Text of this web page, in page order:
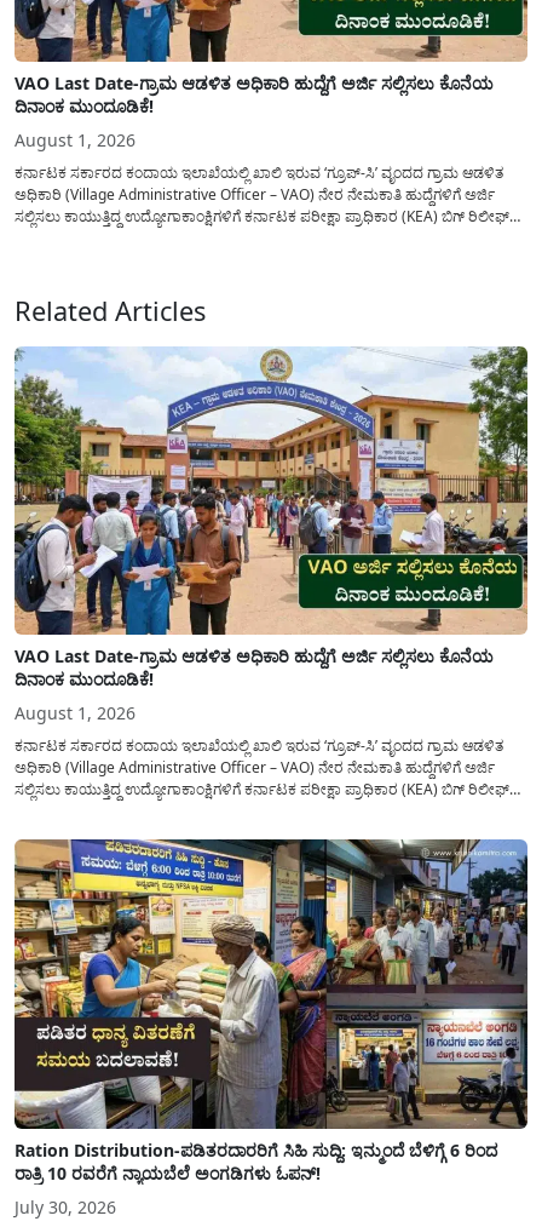
VAO Last Date-ಗ್ರಾಮ ಆಡಳಿತ ಅಧಿಕಾರಿ ಹುದ್ದೆಗೆ ಅರ್ಜಿ ಸಲ್ಲಿಸಲು ಕೊನೆಯ
ದಿನಾಂಕ ಮುಂದೂಡಿಕೆ!
August 1, 2026
ಕರ್ನಾಟಕ ಸರ್ಕಾರದ ಕಂದಾಯ ಇಲಾಖೆಯಲ್ಲಿ ಖಾಲಿ ಇರುವ ‘ಗ್ರೂಪ್-ಸಿ’ ವೃಂದದ ಗ್ರಾಮ ಆಡಳಿತ
ಅಧಿಕಾರಿ (Village Administrative Officer – VAO) ನೇರ ನೇಮಕಾತಿ ಹುದ್ದೆಗಳಿಗೆ ಅರ್ಜಿ
ಸಲ್ಲಿಸಲು ಕಾಯುತ್ತಿದ್ದ ಉದ್ಯೋಗಾಕಾಂಕ್ಷಿಗಳಿಗೆ ಕರ್ನಾಟಕ ಪರೀಕ್ಷಾ ಪ್ರಾಧಿಕಾರ (KEA) ಬಿಗ್ ರಿಲೀಫ್
Related Articles
VAO Last Date-ಗ್ರಾಮ ಆಡಳಿತ ಅಧಿಕಾರಿ ಹುದ್ದೆಗೆ ಅರ್ಜಿ ಸಲ್ಲಿಸಲು ಕೊನೆಯ
ದಿನಾಂಕ ಮುಂದೂಡಿಕೆ!
August 1, 2026
ಕರ್ನಾಟಕ ಸರ್ಕಾರದ ಕಂದಾಯ ಇಲಾಖೆಯಲ್ಲಿ ಖಾಲಿ ಇರುವ ‘ಗ್ರೂಪ್-ಸಿ’ ವೃಂದದ ಗ್ರಾಮ ಆಡಳಿತ
ಅಧಿಕಾರಿ (Village Administrative Officer – VAO) ನೇರ ನೇಮಕಾತಿ ಹುದ್ದೆಗಳಿಗೆ ಅರ್ಜಿ
ಸಲ್ಲಿಸಲು ಕಾಯುತ್ತಿದ್ದ ಉದ್ಯೋಗಾಕಾಂಕ್ಷಿಗಳಿಗೆ ಕರ್ನಾಟಕ ಪರೀಕ್ಷಾ ಪ್ರಾಧಿಕಾರ (KEA) ಬಿಗ್ ರಿಲೀಫ್
Ration Distribution-ಪಡಿತರದಾರರಿಗೆ ಸಿಹಿ ಸುದ್ದಿ: ಇನ್ಮುಂದೆ ಬೆಳಿಗ್ಗೆ 6 ರಿಂದ
ರಾತ್ರಿ 10 ರವರೆಗೆ ನ್ಯಾಯಬೆಲೆ ಅಂಗಡಿಗಳು ಓಪನ್!
July 30, 2026